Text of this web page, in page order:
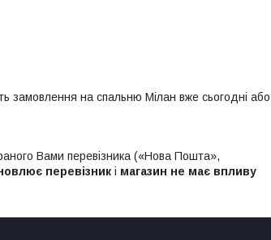
замовлення на спальню Мілан вже сьогодні або
Вами перевізника («Нова Пошта»,
перевізник і магазин не має впливу